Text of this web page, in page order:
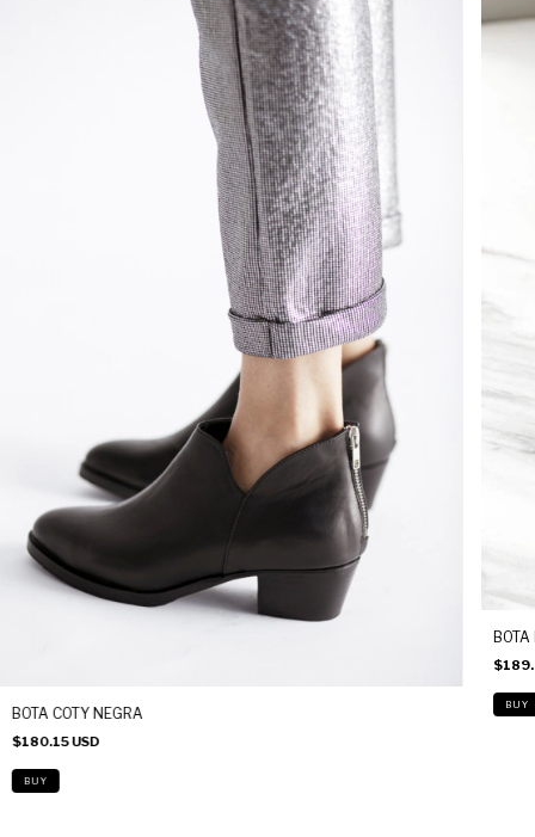
BOTA COTY NEGRA
$180.15 USD
BUY
BOTA
BUY